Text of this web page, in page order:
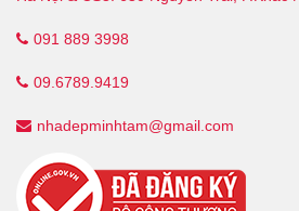
091 889 3998
09.6789.9419
nhadepminhtam@gmail.com